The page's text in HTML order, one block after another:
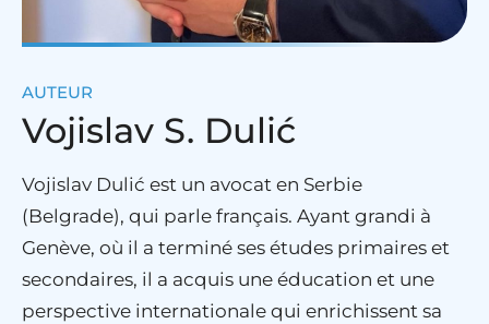
AUTEUR
Vojislav S. Dulić
Vojislav Dulić est un avocat en Serbie
(Belgrade), qui parle français. Ayant grandi à
Genève, où il a terminé ses études primaires et
secondaires, il a acquis une éducation et une
perspective internationale qui enrichissent sa